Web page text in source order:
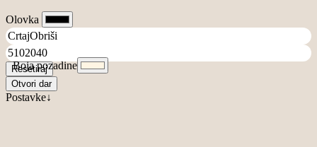
Olovka
Resetiraj
Otvori dar
Postavke↓
Boja pozadine